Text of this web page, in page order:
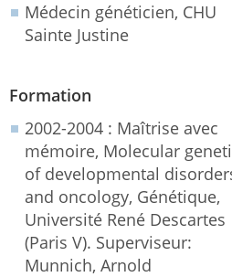
Médecin généticien, CHU
Sainte Justine
Formation
2002-2004 : Maîtrise avec
mémoire, Molecular
of developmental
and oncology, Génétique,
Université René Descartes
(Paris V). Superviseur:
Munnich, Arnold